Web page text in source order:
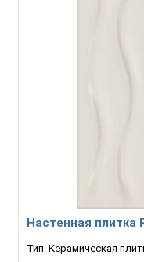
Настенная плитка
Тип: Керамическая